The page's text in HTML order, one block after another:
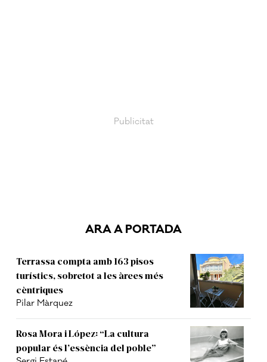
ARA A PORTADA
Terrassa compta amb 163 pisos
turístics, sobretot a les àrees més
cèntriques
Pilar Màrquez
Rosa Mora i López: “La cultura
popular és l’essència del poble”